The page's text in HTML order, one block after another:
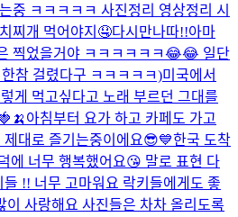
중 ㅋㅋㅋㅋㅋ 사진정리 영상정리 시
찌개 먹어야지🤤다시만나따!!아마
찍었을거야 ㅋㅋㅋㅋㅋㅋ😂😂 일단
참 걸렸다구 ㅋㅋㅋㅋㅋ)미국에서
게 먹고싶다고 노래 부르던 그대를
아침부터 요가 하고 카페도 가고
대로 즐기는중이에요😎💙한국 도착
에 너무 행복했어요😘 말로 표현 다
!! 너무 고마워요 락키들에게도 좋
사랑해요 사진들은 차차 올리도록